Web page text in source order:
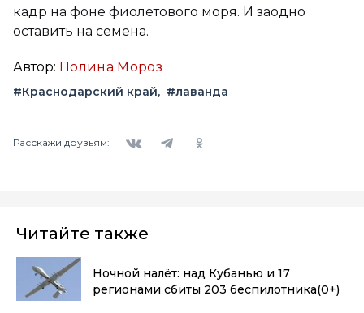
кадр на фоне фиолетового моря. И заодно
оставить на семена.
Автор: Полина Мороз
#Краснодарский край #лаванда
Расскажи друзьям:
Читайте также
Ночной налёт: над Кубанью и 17
регионами сбиты 203 беспилотника(0+)